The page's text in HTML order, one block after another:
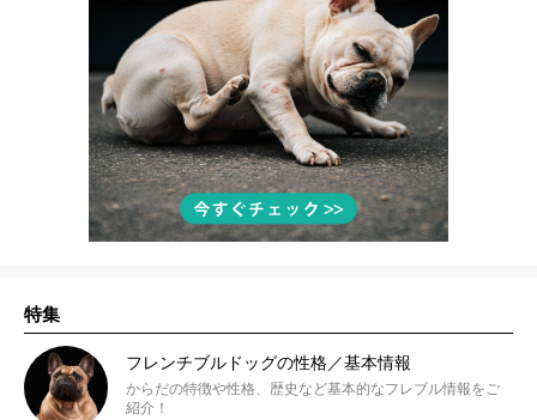
特集
フレンチブルドッグの性格／基本情報
からだの特徴や性格、歴史など基本的なフレブル情報をご
紹介！